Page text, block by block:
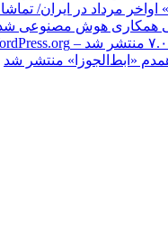
در ایران/ تماشای ۶۰ شهاب در هر
همکاری هوش مصنوعی
«ابط‌الجوزا» منتشر شد